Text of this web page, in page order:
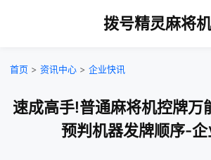
拨号精灵麻将机
首页 > 资讯中心 > 企业快讯
速成高手!普通麻将机控牌万
预判机器发牌顺序-